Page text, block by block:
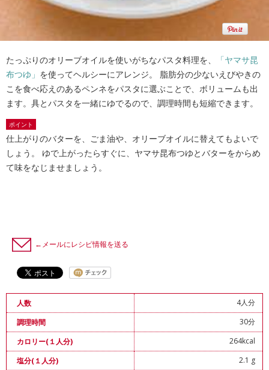
たっぷりのオリーブオイルを使いがちなパスタ料理を、
「ヤマサ昆
布つゆ」 を使ってヘルシーにアレンジ。 脂肪分の少ないえびやきの
こを食べ応えのあるペンネをパスタに選ぶことで、ボリュームも出
ます。具とパスタを一緒にゆでるので、調理時間も短縮できます。
ポイント
仕上がりのバターを、ごま油や、オリーブオイルに替えてもよいで
しょう。 ゆで上がったらすぐに、ヤマサ昆布つゆとバターをからめ
て味をなじませましょう。
←メールにレシピ情報を送る
人数
4人分
調理時間
30分
カロリー(１人分)
264kcal
塩分(１人分)
2.1 g